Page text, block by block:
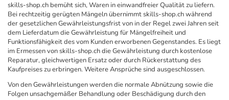
skills-shop.ch bemüht sich, Waren in einwandfreier Qualität zu liefern.
Bei rechtzeitig gerügten Mängeln übernimmt skills-shop.ch während
der gesetzlichen Gewährleistungsfrist von in der Regel zwei Jahren seit
dem Lieferdatum die Gewährleistung für Mängelfreiheit und
Funktionsfähigkeit des vom Kunden erworbenen Gegenstandes. Es liegt
im Ermessen von skills-shop.ch die Gewährleistung durch kostenlose
Reparatur, gleichwertigen Ersatz oder durch Rückerstattung des
Kaufpreises zu erbringen. Weitere Ansprüche sind ausgeschlossen.
Von den Gewährleistungen werden die normale Abnützung sowie die
Folgen unsachgemäßer Behandlung oder Beschädigung durch den